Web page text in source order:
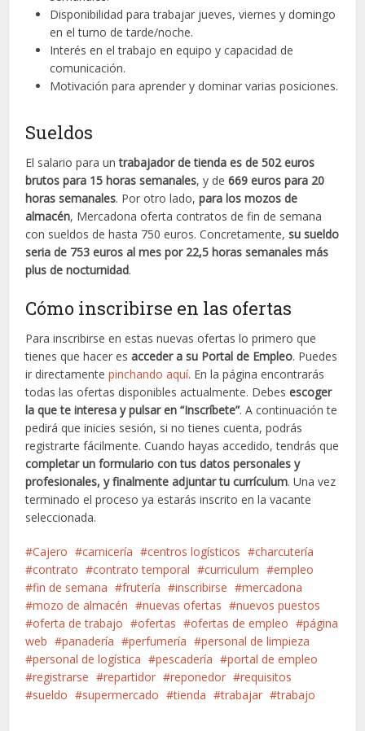
Disponibilidad para trabajar jueves, viernes y domingo
en el turno de tarde/noche.
Interés en el trabajo en equipo y capacidad de
comunicación.
Motivación para aprender y dominar varias posiciones.
Sueldos
El salario para untrabajador de tienda es de 502 euros
brutos para 15 horas semanales, y de 669 euros para 20
horas semanales. Por otro lado,para los mozos de
almacén, Mercadona oferta contratos de fin de semana
con sueldos de hasta 750 euros. Concretamente,su sueldo
seria de 753 euros al mes por 22,5 horas semanales más
plus de nocturnidad.
Cómo inscribirse en las ofertas
Para inscribirse en estas nuevas ofertas lo primero que
tienes que hacer esacceder a su Portal de Empleo. Puedes
ir directamentepinchando aquí. En la página encontrarás
todas las ofertas disponibles actualmente. Debesescoger
la que te interesa y pulsar en “Inscríbete”. A continuación te
pedirá que inicies sesión, si no tienes cuenta, podrás
registrarte fácilmente. Cuando hayas accedido, tendrás que
completar un formulario con tus datos personales y
profesionales, y finalmente adjuntar tu currículum. Una vez
terminado el proceso ya estarás inscrito en la vacante
seleccionada.
Cajero carnicería centros logísticos
charcutería
contrato
contrato temporal curriculum
empleo
fin de semana
frutería inscribirse
mercadona
mozo de almacén
nuevas ofertas
nuevos puestos
oferta de trabajo
ofertas ofertas de empleo
página
web
panadería perfumería
personal de limpieza
personal de logística
pescadería
portal de empleo
registrarse
repartidor reponedor
requisitos
sueldo
supermercado tienda trabajar trabajo